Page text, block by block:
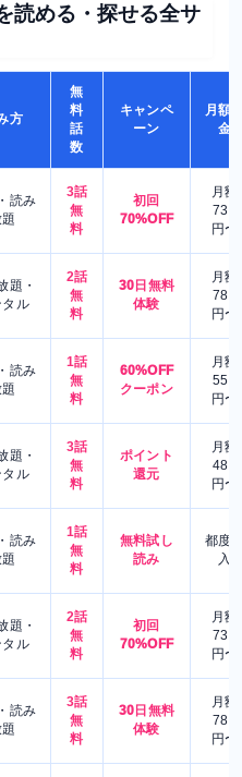
読める・探せる全サ
方
無
料
話
数
キャンペ
ーン
月額
金
読み
3話
無
料
初回
70%OFF
月額
730
円〜
題・
タル
2話
無
料
30日無料
体験
月額
780
円〜
読み
1話
無
料
60%OFF
クーポン
月額
550
円〜
題・
タル
3話
無
料
ポイント
還元
月額
480
円〜
読み
1話
無
料
無料試し
読み
都度
入
題・
タル
2話
無
料
初回
70%OFF
月額
730
円〜
読み
3話
無
料
30日無料
体験
月額
780
円〜